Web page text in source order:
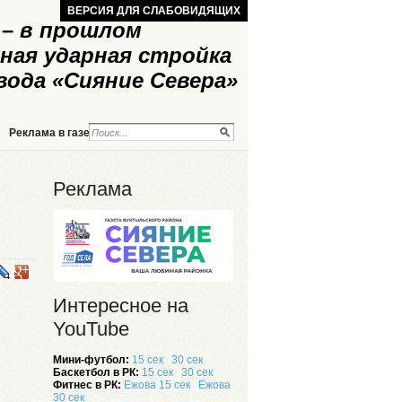
в прошлом
ударная стройка
«Сияние Севера»
ВЕРСИЯ ДЛЯ СЛАБОВИДЯЩИХ
Реклама в газете Реклама на сайте
Реклама
Интересное на
YouTube
Мини-футбол: 15 сек
30 сек
Баскетбол в РК: 15 сек
30 сек
Фитнес в РК: Ежова 15 сек
Ежова
30 сек